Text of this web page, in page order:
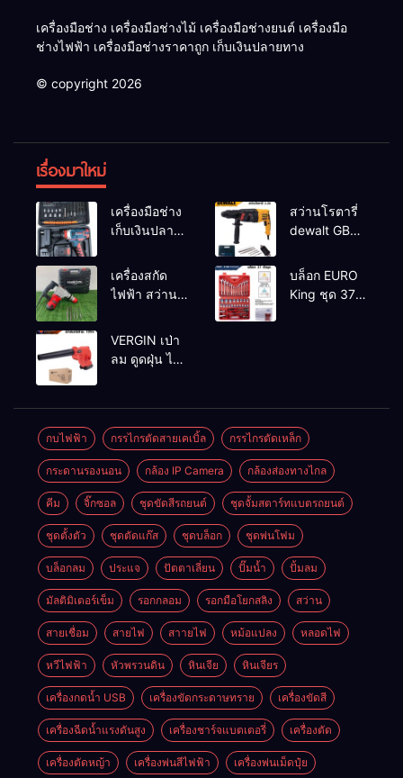
เครื่องมือช่าง เครื่องมือช่างไม้ เครื่องมือช่างยนต์ เครื่องมือ
ช่างไฟฟ้า เครื่องมือช่างราคาถูก เก็บเงินปลายทาง
© copyright 2026
เรื่องมาใหม่
เครื่องมือช่าง
เก็บเงินปลาย
สว่านโรตารี่
dewalt GBH
2-26 DFR ทุ่น
ทองแดงแท้
100%
เครื่องสกัด
ไฟฟ้า สว่าน
MAKTEC รุ่น MT2926A
บล็อก EURO
King ชุด 37
VERGIN เป่า
ลม ดูดฝุ่น ไร้
กบไฟฟ้า กรรไกรตัดสายเคเบิ้ล กรรไกรตัดเหล็ก
กระดานรองนอน กล้อง IP Camera กล้องส่องทางไกล
คีม จิ๊กซอล ชุดขัดสีรถยนต์​ ชุดจั้มสตาร์ทแบตรถยนต์
ชุดตั้งตัว ชุดตัดแก๊ส ชุดบล็อก ชุดพ่นโฟม
บล็อกลม ประแจ ปัตตาเลี่ยน ปั๊มน้ำ ปั้มลม
มัลติมิเตอร์เข็ม รอกกลอม รอกมือโยกสลิง สว่าน
สายเชื่อม สายไฟ สาายไฟ หม้อแปลง หลอดไฟ
หวีไฟฟ้า หัวพรวนดิน หินเจีย หินเจียร
เครื่องกดน้ำ USB เครื่องขัดกระดาษทราย เครื่องขัดสี
เครื่องฉีดน้ำแรงดันสูง เครื่องชาร์จแบตเตอรี่ เครื่องตัด
เครื่องตัดหญ้า เครื่องพ่นสีไฟฟ้า เครื่องพ่นเม็ดปุ๋ย